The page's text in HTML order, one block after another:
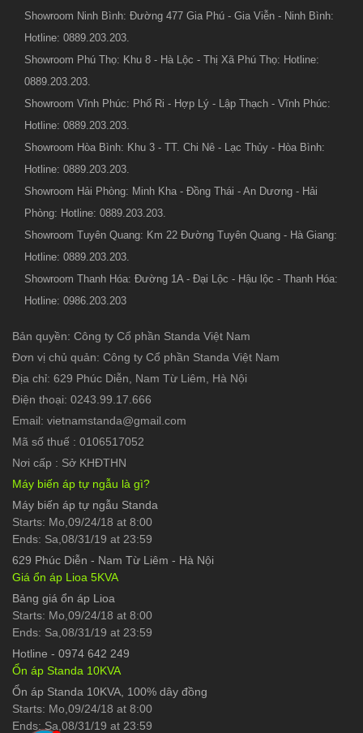
Showroom Ninh Bình: Đường 477 Gia Phú - Gia Viễn - Ninh Bình:
Hotline: 0889.203.203.
Showroom Phú Thọ: Khu 8 - Hà Lộc - Thị Xã Phú Thọ: Hotline:
0889.203.203.
Showroom Vĩnh Phúc: Phố Ri - Hợp Lý - Lập Thạch - Vĩnh Phúc:
Hotline: 0889.203.203.
Showroom Hòa Bình: Khu 3 - TT. Chi Nê - Lạc Thủy - Hòa Bình:
Hotline: 0889.203.203.
Showroom Hải Phòng: Minh Kha - Đồng Thái - An Dương - Hải
Phòng: Hotline: 0889.203.203.
Showroom Tuyên Quang: Km 22 Đường Tuyên Quang - Hà Giang:
Hotline: 0889.203.203.
Showroom Thanh Hóa: Đường 1A - Đại Lộc - Hậu lộc - Thanh Hóa:
Hotline: 0986.203.203
Bản quyền: Công ty Cổ phần Standa Việt Nam
Đơn vị chủ quản: Công ty Cổ phần Standa Việt Nam
Địa chỉ: 629 Phúc Diễn, Nam Từ Liêm, Hà Nội
Điện thoại: 0243.99.17.666
Email: vietnamstanda@gmail.com
Mã số thuế : 0106517052
Nơi cấp : Sở KHĐTHN
Máy biến áp tự ngẫu là gì?
Máy biến áp tự ngẫu Standa
Starts: Mo,09/24/18 at 8:00
Ends: Sa,08/31/19 at 23:59
629 Phúc Diễn - Nam Từ Liêm - Hà Nội
Giá ổn áp Lioa 5KVA
Bảng giá ổn áp Lioa
Starts: Mo,09/24/18 at 8:00
Ends: Sa,08/31/19 at 23:59
Hotline - 0974 642 249
Ổn áp Standa 10KVA
Ổn áp Standa 10KVA, 100% dây đồng
Starts: Mo,09/24/18 at 8:00
Ends: Sa,08/31/19 at 23:59